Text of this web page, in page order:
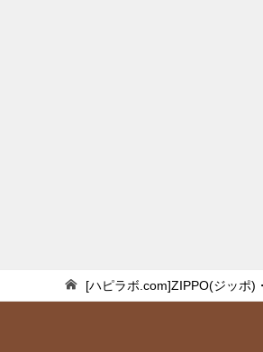
[ハピラボ.com]ZIPPO(ジッポ)